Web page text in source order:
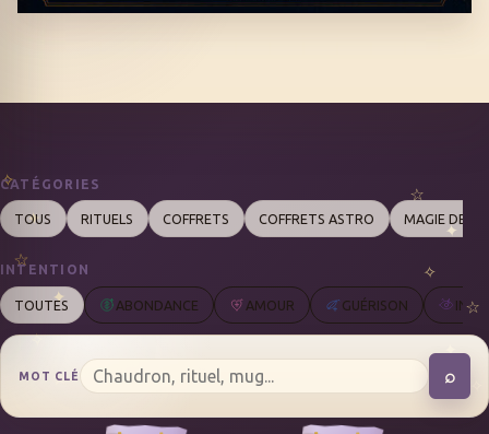
CATÉGORIES
TOUS RITUELS COFFRETS COFFRETS ASTRO MAGIE DES
INTENTION
TOUTES ABONDANCE AMOUR GUÉRISON
MOT CLÉ ⌕